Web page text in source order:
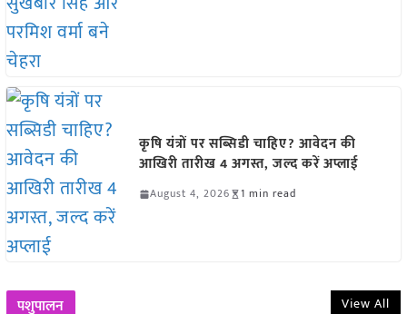
कृषि यंत्रों पर सब्सिडी चाहिए? आवेदन की
आखिरी तारीख 4 अगस्त, जल्द करें अप्लाई
August 4, 2026 1 min read
पशुपालन View All